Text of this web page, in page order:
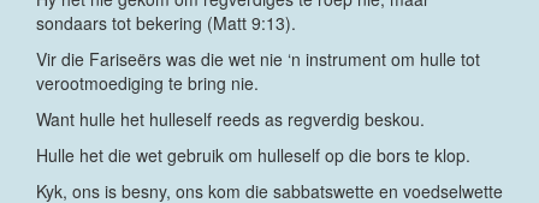
sondaars tot bekering (Matt 9:13).
Vir die Fariseërs was die wet nie ‘n instrument om hulle tot
verootmoediging te bring nie.
Want hulle het hulleself reeds as regverdig beskou.
Hulle het die wet gebruik om hulleself op die bors te klop.
Kyk, ons is besny, ons kom die sabbatswette en voedselwette